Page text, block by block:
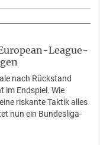
League-
nach Rückstand
im Endspiel. Wie
riskante Taktik alles
nun ein Bundesliga-